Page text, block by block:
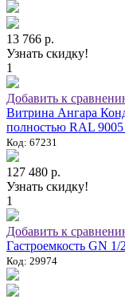
13 766 р.
Узнать скидку!
1
Добавить к
Витрина Ангара
полностью RAL
Код: 67231
127 480 р.
Узнать скидку!
1
Добавить к
Гастроемкость GN 1/
Код: 29974